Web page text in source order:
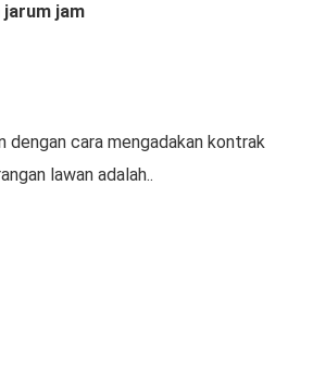
jarum jam
dengan cara mengadakan kontrak
lawan adalah..